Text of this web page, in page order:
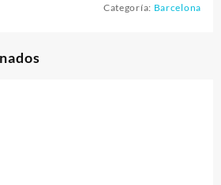
Categoría: Barcelona